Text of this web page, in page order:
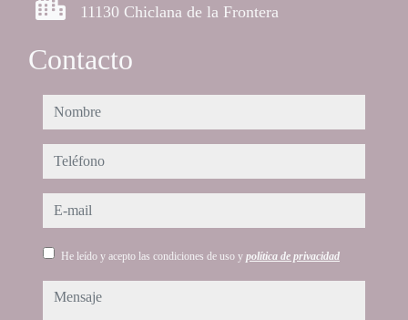
11130 Chiclana de la Frontera
Contacto
nombre
teléfono
e-mail
He leído y acepto las condiciones de uso y política de privacidad
mensaje